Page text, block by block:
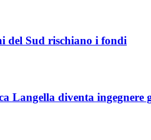
del Sud rischiano i fondi
Langella diventa ingegnere